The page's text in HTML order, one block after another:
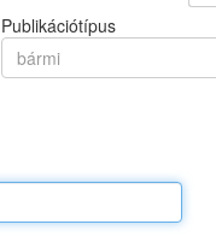
Publikációtípus
bármi